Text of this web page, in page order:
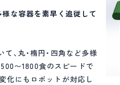
様な容器を素早く追従して
、丸・楕円・四角など多様
〜1800食のスピードで
化にもロボットが対応し